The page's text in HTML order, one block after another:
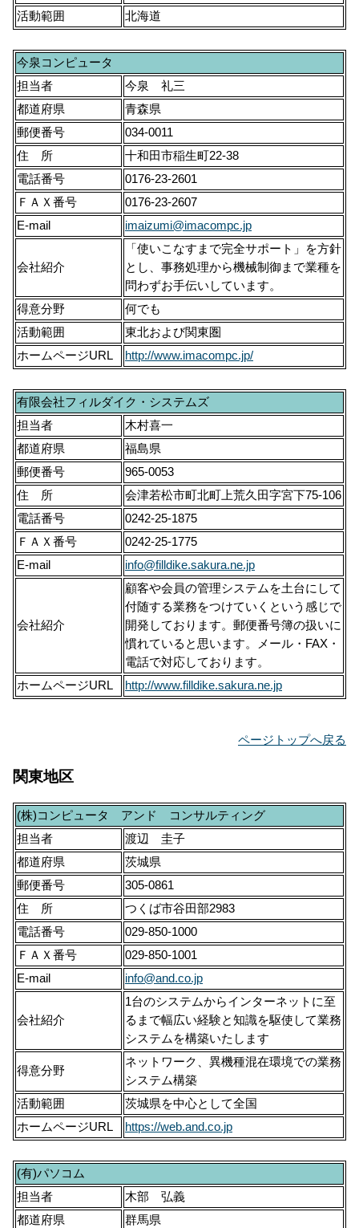
活動範囲
北海道
今泉コンピュータ
担当者
今泉 礼三
都道府県
青森県
郵便番号
034-0011
住 所
十和田市稲生町22-38
電話番号
0176-23-2601
ＦＡＸ番号
0176-23-2607
E-mail
imaizumi@imacompc.jp
会社紹介
「使いこなすまで完全サポート」を方針
とし、事務処理から機械制御まで業種を
問わずお手伝いしています。
得意分野
何でも
活動範囲
東北および関東圏
ホームページURL
http://www.imacompc.jp/
有限会社フィルダイク・システムズ
担当者
木村喜一
都道府県
福島県
郵便番号
965-0053
住 所
会津若松市町北町上荒久田字宮下75-106
電話番号
0242-25-1875
ＦＡＸ番号
0242-25-1775
E-mail
info@filldike.sakura.ne.jp
会社紹介
顧客や会員の管理システムを土台にして
付随する業務をつけていくという感じで
開発しております。郵便番号簿の扱いに
慣れていると思います。メール・FAX・
電話で対応しております。
ホームページURL
http://www.filldike.sakura.ne.jp
ページトップへ戻る
関東地区
(株)コンピュータ アンド コンサルティング
担当者
渡辺 圭子
都道府県
茨城県
郵便番号
305-0861
住 所
つくば市谷田部2983
電話番号
029-850-1000
ＦＡＸ番号
029-850-1001
E-mail
info@and.co.jp
会社紹介
1台のシステムからインターネットに至
るまで幅広い経験と知識を駆使して業務
システムを構築いたします
得意分野
ネットワーク、異機種混在環境での業務
システム構築
活動範囲
茨城県を中心として全国
ホームページURL
https://web.and.co.jp
(有)パソコム
担当者
木部 弘義
都道府県
群馬県